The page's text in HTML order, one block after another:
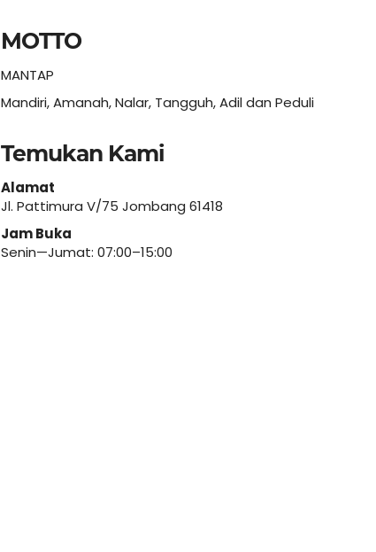
MOTTO
MANTAP
Mandiri, Amanah, Nalar, Tangguh, Adil dan Peduli
Temukan Kami
Alamat
Jl. Pattimura V/75 Jombang 61418
Jam Buka
Senin—Jumat: 07:00–15:00